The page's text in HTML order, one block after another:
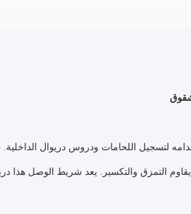
لتسجيل اللحامات ودروس دريوال الداخلية.
يقاوم التمزق والتكسير. يعد شريط الوصل هذا